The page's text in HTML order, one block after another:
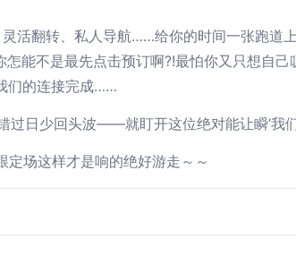
翻转、私人导航……给你的时间一张跑道
能不是最先点击预订啊?!最怕你又只想自
们的连接完成……
日少回头波——就盯开这位绝对能让瞬’我
场这样才是响的绝好游走～～